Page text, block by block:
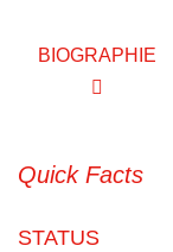
BIOGRAPHIE
Quick Facts
STATUS